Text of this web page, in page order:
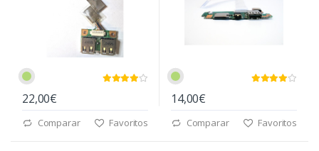
22,00€
Comparar Favoritos
14,00€
Comparar Favoritos